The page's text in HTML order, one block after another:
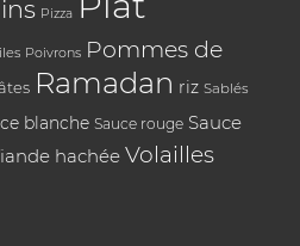
Pizza
Poivrons Pommes de
Ramadan riz Sablés
blanche Sauce rouge Sauce
hachée Volailles